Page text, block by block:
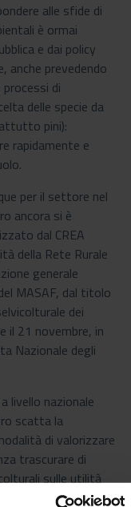
alle sfide di
è ormai
e dai policy
anche prevedendo
di
delle specie da
pini):
rapidamente e
per il settore nel
ancora si è
dal CREA
della Rete Rurale
generale
MASAF, dal titolo
dei
il 21 novembre, in
Nazionale degli
livello nazionale
scatta la
di valorizzare
trascurare di
sulle utilità